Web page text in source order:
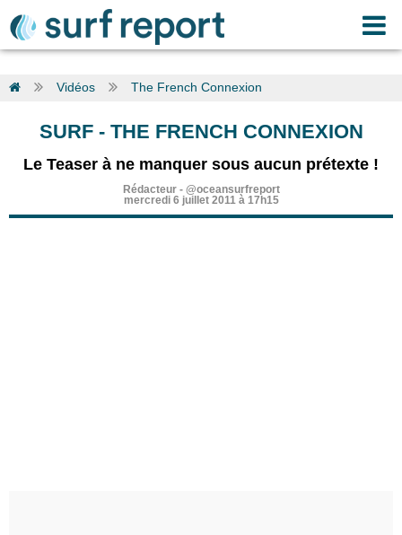
Vidéos The French Connexion
SURF- THE FRENCH CONNEXION
Le Teaser à ne manquer sous aucun prétexte !
Rédacteur- @oceansurfreport
mercredi 6 juillet 2011 à 17h15